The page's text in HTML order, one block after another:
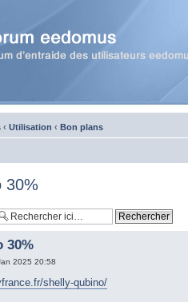
‹ Utilisation ‹ Bon plans
30%
30%
2025 20:58
shelly-qubino/